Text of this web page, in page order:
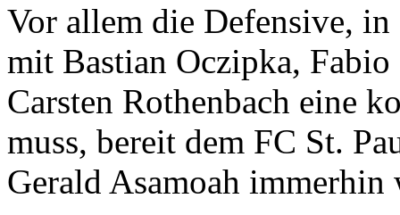
Vor allem die Defensive,
mit Bastian Oczipka,
Carsten Rothenbach eine
muss, bereit dem FC St.
Gerald Asamoah immerhin